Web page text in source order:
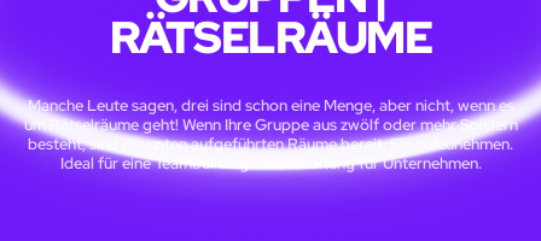
ÄTSELRÄUME
Manche Leute sagen, drei sind schon eine Menge, aber nicht, wenn es
um Rätselräume geht! Wenn Ihre Gruppe aus zwölf oder mehr Spielern
besteht, sind die unten aufgeführten Räume bereit, Sie aufzunehmen.
Ideal für eine Teambuilding-Veranstaltung für Unternehmen.